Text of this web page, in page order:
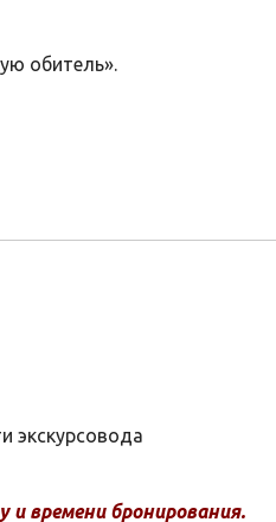
обитель».
экскурсовода
времени бронирования.